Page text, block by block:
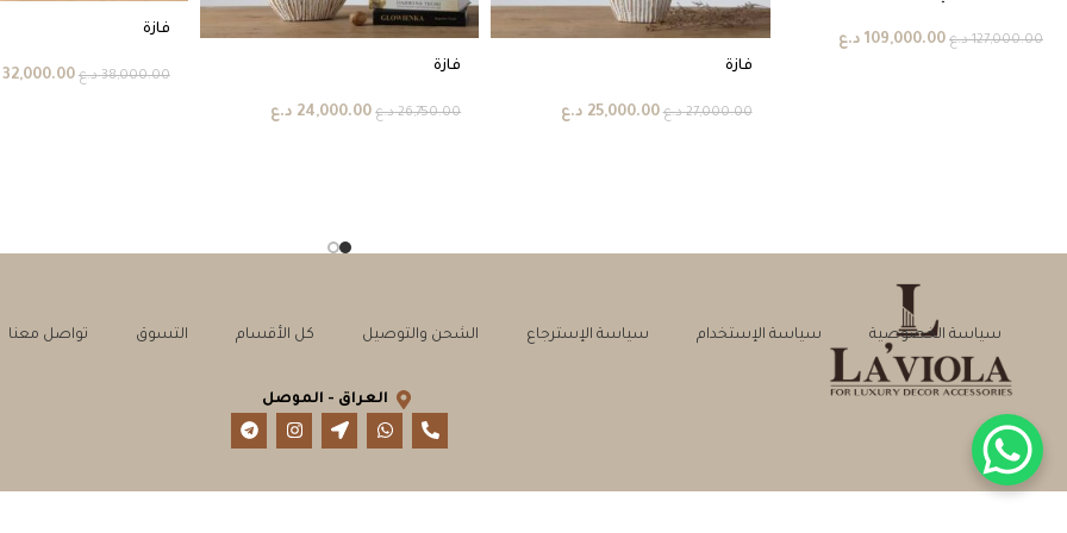
127,000.00 د.ع 109,000.00 د.ع
فازة
27,000.00 د.ع 25,000.00 د.ع
فازة
26,750.00 د.ع 24,000.00 د.ع
فازة
38,000.00 د.ع 32,000.00
سياسة الخصوصية سياسة الإستخدام سياسة الإسترجاع الشحن والتوصيل كل الأقسام التسوق تواصل معنا
العراق - الموصل